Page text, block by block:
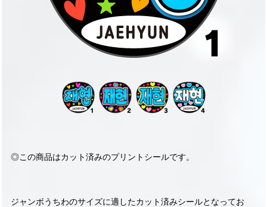
◎この商品はカット済みのプリントシールです。
ジャンボうちわのサイズに適したカット済みシールとなってお